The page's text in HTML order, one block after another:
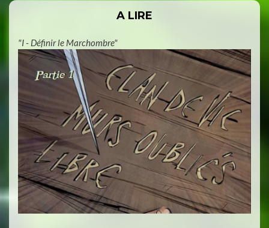
A LIRE
"I - Définir le Marchombre"